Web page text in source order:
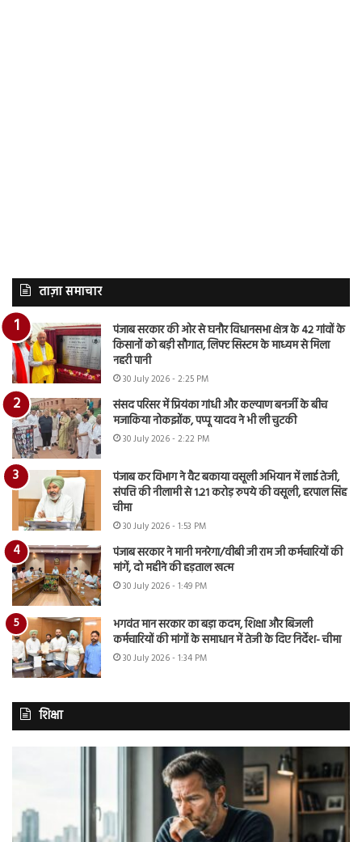
ताज़ा समाचार
पंजाब सरकार की ओर से घनौर विधानसभा क्षेत्र के 42 गांवों के
किसानों को बड़ी सौगात, लिफ्ट सिस्टम के माध्यम से मिला
नहरी पानी
30 July 2026 - 2:25 PM
संसद परिसर में प्रियंका गांधी और कल्याण बनर्जी के बीच
मजाकिया नोकझोंक, पप्पू यादव ने भी ली चुटकी
30 July 2026 - 2:22 PM
पंजाब कर विभाग ने वैट बकाया वसूली अभियान में लाई तेजी,
संपत्ति की नीलामी से 1.21 करोड़ रुपये की वसूली, हरपाल सिंह
चीमा
30 July 2026 - 1:53 PM
पंजाब सरकार ने मानी मनरेगा/वीबी जी राम जी कर्मचारियों की
मांगें, दो महीने की हड़ताल खत्म
30 July 2026 - 1:49 PM
भगवंत मान सरकार का बड़ा कदम, शिक्षा और बिजली
कर्मचारियों की मांगों के समाधान में तेजी के दिए निर्देश- चीमा
30 July 2026 - 1:34 PM
शिक्षा